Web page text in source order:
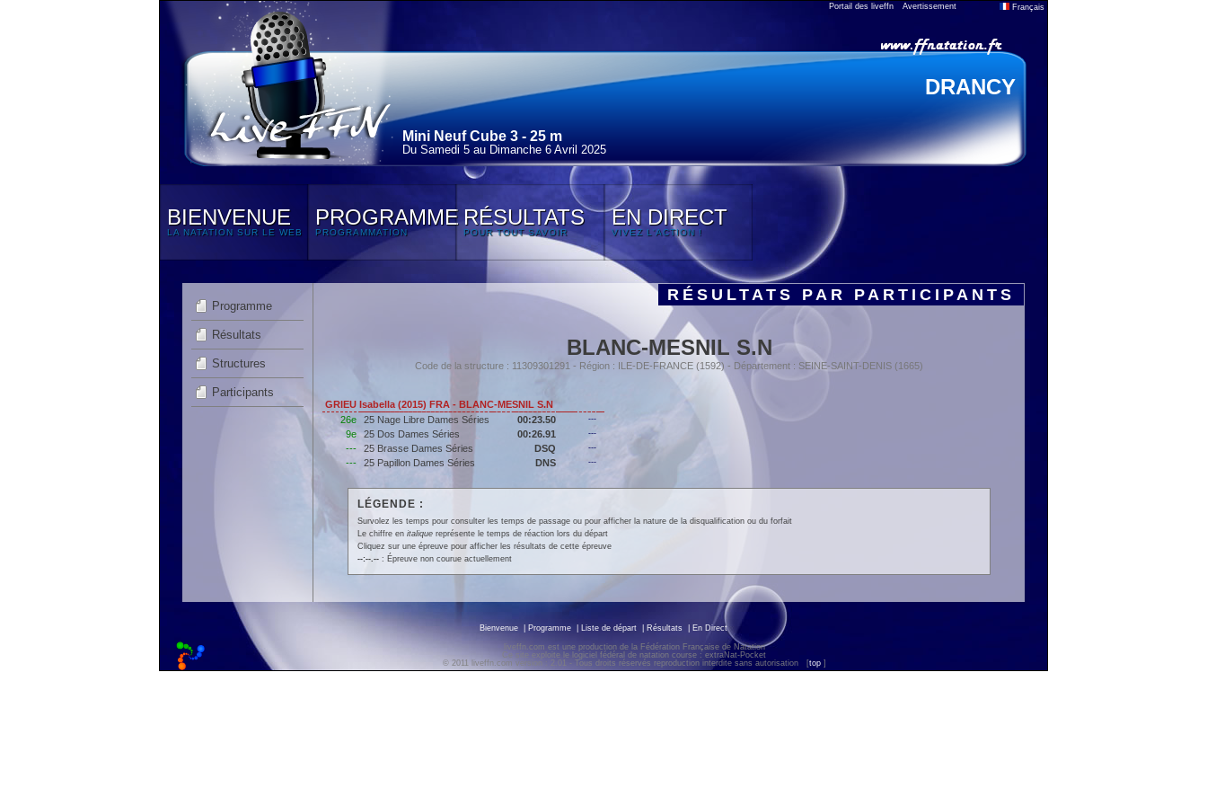
Portail des liveffn Avertissement Français
DRANCY
Mini Neuf Cube 3 - 25 m
Du Samedi 5 au Dimanche 6 Avril 2025
BIENVENUE
LA NATATION SUR LE WEB
PROGRAMME
PROGRAMMATION
RÉSULTATS
POUR TOUT SAVOIR
EN DIRECT
VIVEZ L'ACTION !
Programme
Résultats
Structures
Participants
RÉSULTATS PAR PARTICIPANTS
BLANC-MESNIL S.N
Code de la structure : 11309301291 - Région : ILE-DE-FRANCE (1592) - Département : SEINE-SAINT-DENIS (1665)
GRIEU Isabella (2015) FRA - BLANC-MESNIL S.N
26e
25 Nage Libre Dames Séries 00:23.50 ---
9e 25 Dos Dames Séries 00:26.91 ---
--- 25 Brasse Dames Séries DSQ ---
--- 25 Papillon Dames Séries DNS ---
LÉGENDE :
Survolez les temps pour consulter les temps de passage ou pour afficher la nature de la disqualification ou du forfait
Le chiffre en italiquereprésente le temps de réaction lors du départ
Cliquez sur une épreuve pour afficher les résultats de cette épreuve
--:--.--: Épreuve non courue actuellement
Bienvenue Programme Liste de départ Résultats En Direct
liveffn.com est une production de la Fédération Française de Natation
Ce site exploite le logiciel fédéral de natation course : extraNat-Pocket
© 2011 liveffn.com version : 2.01 - Tous droits réservés reproduction interdite sans autorisation
[top ]